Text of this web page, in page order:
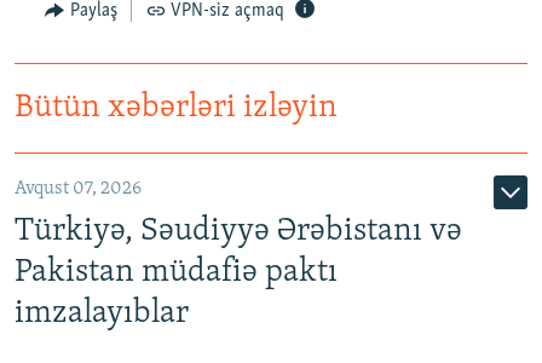
Paylaş VPN-siz açmaq
Bütün xəbərləri izləyin
Avqust 07, 2026
Türkiyə, Səudiyyə Ərəbistanı və
Pakistan müdafiə paktı
imzalayıblar